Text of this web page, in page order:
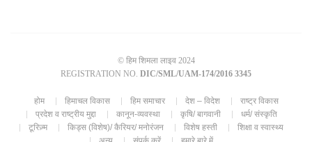
© हिम शिमला लाइव 2024
REGISTRATION NO. DIC/SML/UAM-174/2016 3345
होम हिमाचल विकास हिम समाचार देश – विदेश
राष्ट्र विकास
प्रदेश व राष्ट्रीय मुद्दा
कानून-व्यवस्था कृषि/ बागवानी
धर्म/ संस्कृति
टूरिज़्म
किड्स (विशेष)/ कैरियर/ मनोरंजन विशेष हस्ती
शिक्षा व स्वास्थ्य